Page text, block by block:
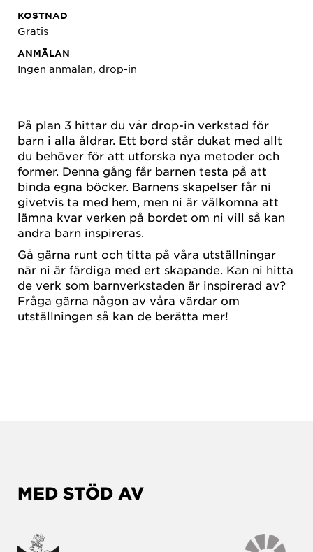
På plan 3 hittar du vår drop-in verkstad för
barn i alla åldrar. Ett bord står dukat med allt
du behöver för att utforska nya metoder och
former. Denna gång får barnen testa på att
binda egna böcker. Barnens skapelser får ni
givetvis ta med hem, men ni är välkomna att
lämna kvar verken på bordet om ni vill så kan
andra barn inspireras.
Gå gärna runt och titta på våra utställningar
när ni är färdiga med ert skapande. Kan ni hitta
de verk som barnverkstaden är inspirerad av?
Fråga gärna någon av våra värdar om
utställningen så kan de berätta mer!
KOSTNAD
Gratis
ANMÄLAN
Ingen anmälan, drop-in
MED STÖD AV